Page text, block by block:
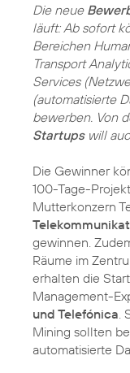
Die neue
läuft: Ab sofort
Bereichen
Transport
Services
(automatisierte
bewerben. Von
Startupswill
Die Gewinner
100-Tage-
Mutterkonzern
gewinnen.
Räume im
erhalten die
Management-
und Telefónica
Mining sollten
automatisierte